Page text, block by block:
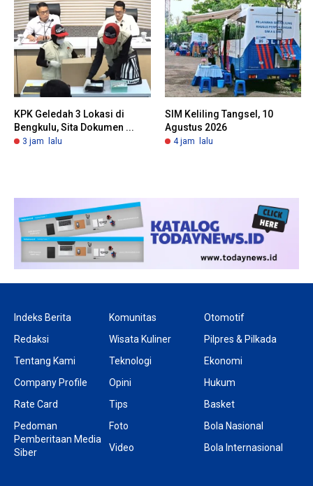
KPK Geledah 3 Lokasi di
Bengkulu, Sita Dokumen ...
3 jam lalu
SIM Keliling Tangsel, 10
Agustus 2026
4 jam lalu
Indeks Berita
Redaksi
Tentang Kami
Company Profile
Rate Card
Pedoman
Pemberitaan Media
Siber
Komunitas
Wisata Kuliner
Teknologi
Opini
Tips
Foto
Video
Otomotif
Pilpres & Pilkada
Ekonomi
Hukum
Basket
Bola Nasional
Bola Internasional